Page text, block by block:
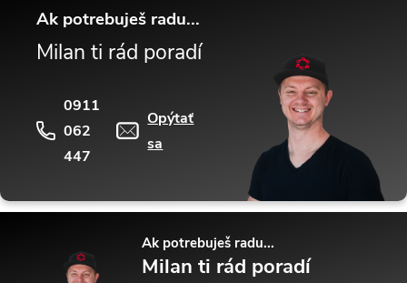
Ak potrebuješ radu...
Milan ti rád poradí
0911
062
447
Opýtať
sa
Ak potrebuješ radu...
Milan ti rád poradí